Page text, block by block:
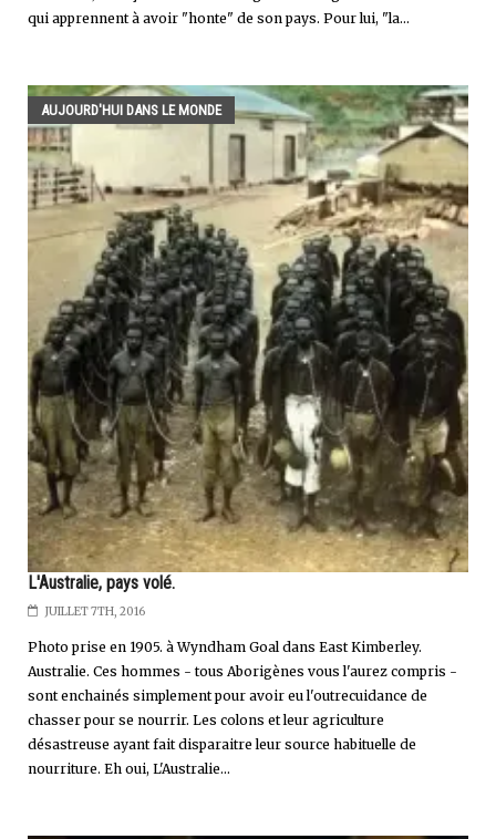
qui apprennent à avoir "honte" de son pays. Pour lui, "la...
AUJOURD'HUI DANS LE MONDE
L'Australie, pays volé.
JUILLET 7TH, 2016
Photo prise en 1905. à Wyndham Goal dans East Kimberley.
Australie. Ces hommes - tous Aborigènes vous l'aurez compris -
sont enchainés simplement pour avoir eu l'outrecuidance de
chasser pour se nourrir. Les colons et leur agriculture
désastreuse ayant fait disparaitre leur source habituelle de
nourriture. Eh oui, L'Australie...